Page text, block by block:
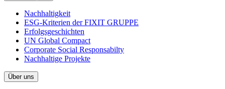
Nachhaltigkeit
ESG-Kriterien der FIXIT GRUPPE
Erfolgsgeschichten
UN Global Compact
Corporate Social Responsabilty
Nachhaltige Projekte
Über uns